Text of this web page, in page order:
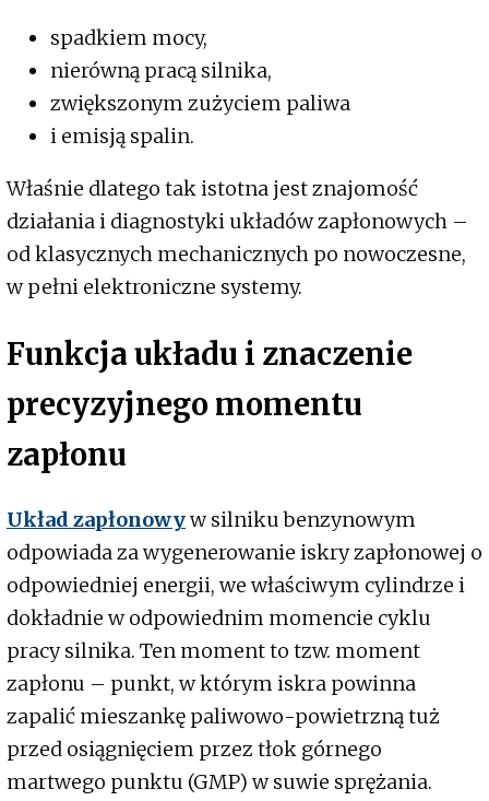
spadkiem mocy,
nierówną pracą silnika,
zwiększonym zużyciem paliwa
i emisją spalin.
Właśnie dlatego tak istotna jest znajomość
działania i diagnostyki układów zapłonowych –
od klasycznych mechanicznych po nowoczesne,
w pełni elektroniczne systemy.
Funkcja układu i znaczenie
precyzyjnego momentu
zapłonu
Układ zapłonowyw silniku benzynowym
odpowiada za wygenerowanie iskry zapłonowej o
odpowiedniej energii, we właściwym cylindrze i
dokładnie w odpowiednim momencie cyklu
pracy silnika. Ten moment to tzw. moment
zapłonu – punkt, w którym iskra powinna
zapalić mieszankę paliwowo-powietrzną tuż
przed osiągnięciem przez tłok górnego
martwego punktu (GMP) w suwie sprężania.